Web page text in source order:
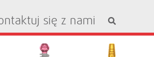
się z nami